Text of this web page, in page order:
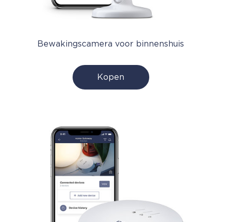
Bewakingscamera voor binnenshuis
Kopen